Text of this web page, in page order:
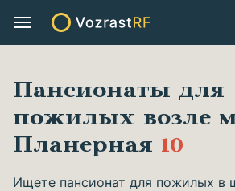
Пансионаты для
пожилых возле
Планерная 10
Ищете пансионат для пожилых в